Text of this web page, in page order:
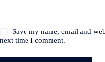
Save my name, email and
next time I comment.